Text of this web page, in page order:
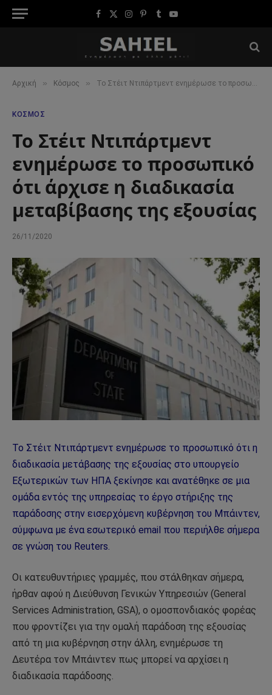
Facebook
X
Instagram
Pinterest
TumblrYouTube
Αρχική » Κόσμος » Το Στέιτ Ντιπάρτμεντ ενημέρωσε το προσωπικό ότι άρχισε η διαδικασία μεταβίβασης της εξουσίας
ΚΌΣΜΟΣ
Το Στέιτ Ντιπάρτμεντ
ενημέρωσε το προσωπικό
ότι άρχισε η διαδικασία
μεταβίβασης της εξουσίας
26/11/2020
Το Στέιτ Ντιπάρτμεντ ενημέρωσε το προσωπικό ότι η
διαδικασία μετάβασης της εξουσίας στο υπουργείο
Εξωτερικών των ΗΠΑ ξεκίνησε και ανατέθηκε σε μια
ομάδα εντός της υπηρεσίας το έργο στήριξης της
παράδοσης στην εισερχόμενη κυβέρνηση του Μπάιντεν,
σύμφωνα με ένα εσωτερικό email που περιήλθε σήμερα
σε γνώση του Reuters.
Οι κατευθυντήριες γραμμές, που στάλθηκαν σήμερα,
ήρθαν αφού η Διεύθυνση Γενικών Υπηρεσιών (General
Services Administration, GSA), ο ομοσπονδιακός φορέας
που φροντίζει για την ομαλή παράδοση της εξουσίας
από τη μια κυβέρνηση στην άλλη, ενημέρωσε τη
Δευτέρα τον Μπάιντεν πως μπορεί να αρχίσει η
διαδικασία παράδοσης.